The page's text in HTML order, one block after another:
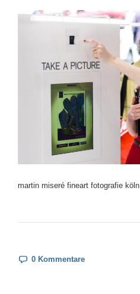
martin miseré fineart fotografie köln
0 Kommentare